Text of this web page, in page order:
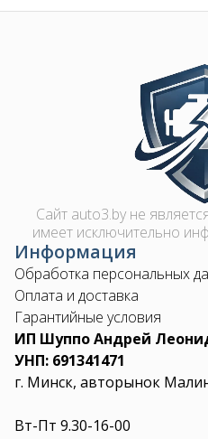
Сайт auto3.by не
имеет исключительно
Информация
Обработка персональных
Оплата и доставка
Гарантийные условия
ИП Шуппо Андрей
УНП: 691341471
г. Минск, авторынок
Вт-Пт 9.30-16-00